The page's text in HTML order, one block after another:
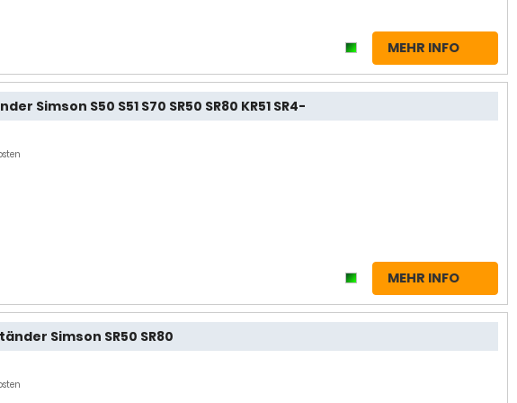
MEHR INFO
Simson S50 S51 S70 SR50 SR80 KR51 SR4-
MEHR INFO
Simson SR50 SR80